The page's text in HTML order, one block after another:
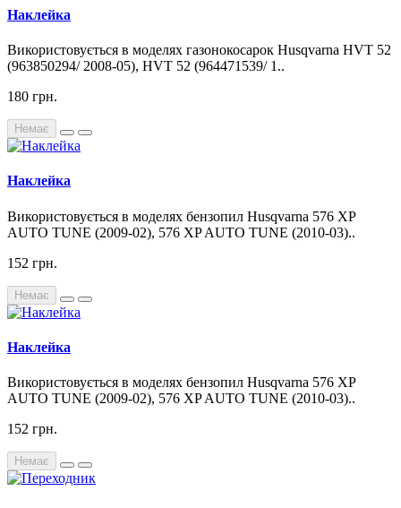
Наклейка
Використовується в моделях газонокосарок Husqvarna HVT 52
(963850294/ 2008-05), HVT 52 (964471539/ 1..
180 грн.
Немає
Наклейка
Використовується в моделях бензопил Husqvarna 576 XP
AUTO TUNE (2009-02), 576 XP AUTO TUNE (2010-03)..
152 грн.
Немає
Наклейка
Використовується в моделях бензопил Husqvarna 576 XP
AUTO TUNE (2009-02), 576 XP AUTO TUNE (2010-03)..
152 грн.
Немає